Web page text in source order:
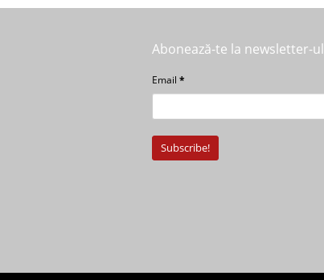
Abonează-te la newsletter-
Email *